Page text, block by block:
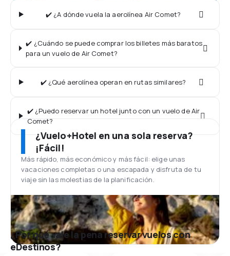
✔️ ¿A dónde vuela la aerolínea Air Comet?
✔️ ¿Cuándo se puede comprar los billetes más baratos
para un vuelo de Air Comet?
✔️ ¿Qué aerolínea operan en rutas similares?
✔️ ¿Puedo reservar un hotel junto con un vuelo de Air
Comet?
¿Vuelo+Hotel en una sola reserva?
¡Fácil!
Más rápido, más económico y más fácil: elige unas
vacaciones completas o una escapada y disfruta de tu
viaje sin las molestias de la planificación.
¿Por qué vale la pena reservar vuelos con
eDestinos?